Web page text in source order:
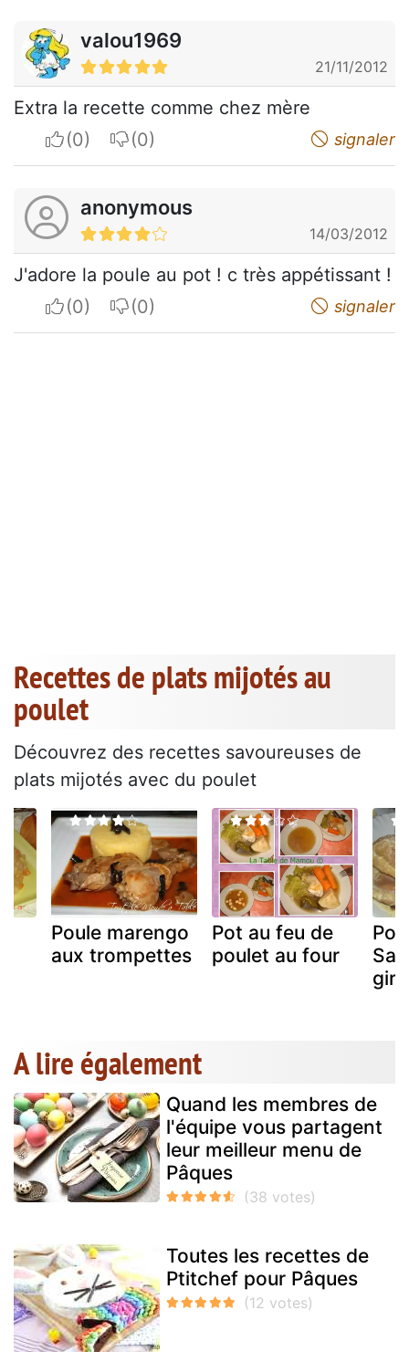
valou1969
21/11/2012
Extra la recette comme chez mère
I apreciateI do not appreciate signaler
anonymous
14/03/2012
J'adore la poule au pot ! c très appétissant !
I apreciateI do not appreciate signaler
Recettes de plats mijotés au
poulet
Découvrez des recettes savoureuses de
plats mijotés avec du poulet
Poule marengo
aux trompettes
Pot au feu de
poulet au four
A lire également
Quand les membres de
l'équipe vous partagent
leur meilleur menu de
Pâques
Toutes les recettes de
Ptitchef pour Pâques